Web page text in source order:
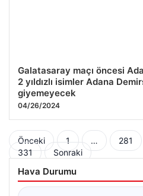
Galatasaray maçı öncesi
2 yıldızlı isimler Adana
giyemeyecek
04/26/2024
Yazı
sayfalaması
Önceki 1 … 281
331
Sonraki
Hava Durumu